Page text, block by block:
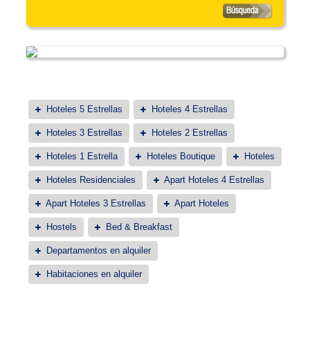
Hoteles 5 Estrellas Hoteles 4 Estrellas
Hoteles 3 Estrellas Hoteles 2 Estrellas
Hoteles 1 Estrella Hoteles Boutique Hoteles
Hoteles Residenciales Apart Hoteles 4 Estrellas
Apart Hoteles 3 Estrellas Apart Hoteles
Hostels Bed & Breakfast
Departamentos en alquiler
Habitaciones en alquiler